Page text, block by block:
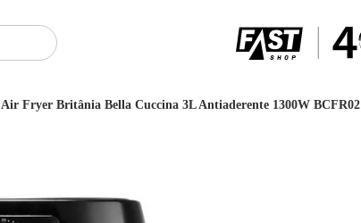
Air Fryer Britânia Bella Cuccina 3L Antiaderente 1300W BCFR02